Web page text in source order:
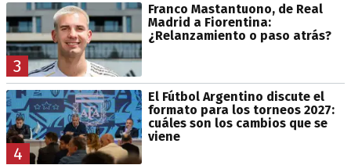
3
Franco Mastantuono, de Real
Madrid a Fiorentina:
¿Relanzamiento o paso atrás?
4
El Fútbol Argentino discute el
formato para los torneos 2027:
cuáles son los cambios que se
viene